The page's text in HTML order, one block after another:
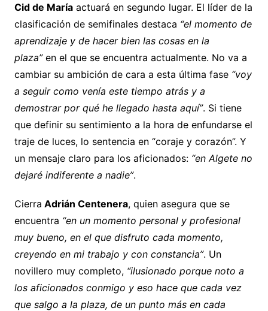
Cid de Maríaactuará en segundo lugar. El líder de la
clasificación de semifinales destaca “el momento de
aprendizaje y de hacer bien las cosas en la
plaza”en el que se encuentra actualmente. No va a
cambiar su ambición de cara a esta última fase“voy
a seguir como venía este tiempo atrás y a
demostrar por qué he llegado hasta aquí”. Si tiene
que definir su sentimiento a la hora de enfundarse el
traje de luces, lo sentencia en “coraje y corazón”. Y
un mensaje claro para los aficionados: “en Algete no
dejaré indiferente a nadie”.
Cierra Adrián Centenera, quien asegura que se
encuentra “en un momento personal y profesional
muy bueno, en el que disfruto cada momento,
creyendo en mi trabajo y con constancia”. Un
novillero muy completo, “ilusionado porque noto a
los aficionados conmigo y eso hace que cada vez
que salgo a la plaza, de un punto más en cada